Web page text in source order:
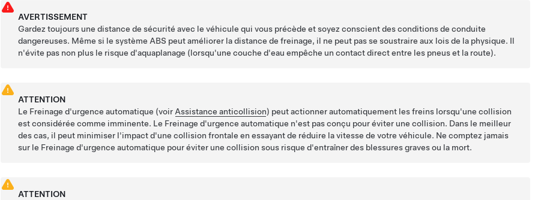
AVERTISSEMENT
Gardez toujours une distance de sécurité avec le véhicule qui vous précède et soyez conscient des conditions de conduite
dangereuses. Même si le système ABS peut améliorer la distance de freinage, il ne peut pas se soustraire aux lois de la physique. Il
n'évite pas non plus le risque d'aquaplanage (lorsqu'une couche d'eau empêche un contact direct entre les pneus et la route).
ATTENTION
Le Freinage d'urgence automatique (voir Assistance anticollision) peut actionner automatiquement les freins lorsqu'une collision
est considérée comme imminente. Le Freinage d'urgence automatique n'est pas conçu pour éviter une collision. Dans le meilleur
des cas, il peut minimiser l'impact d'une collision frontale en essayant de réduire la vitesse de votre véhicule. Ne comptez jamais
sur le Freinage d'urgence automatique pour éviter une collision sous risque d'entraîner des blessures graves ou la mort.
ATTENTION